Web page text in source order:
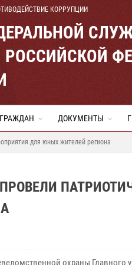
КОРРУПЦИИ
ДОКУМЕНТЫ
для юных жителей региона
охраны Главного